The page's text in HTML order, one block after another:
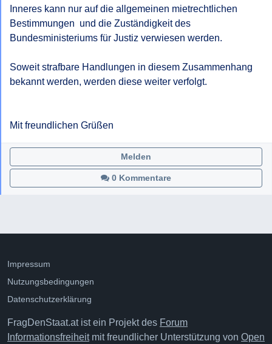
Inneres kann nur auf die allgemeinen mietrechtlichen
Bestimmungen  und die Zuständigkeit des
Bundesministeriums für Justiz verwiesen werden.
Soweit strafbare Handlungen in diesem Zusammenhang
bekannt werden, werden diese weiter verfolgt.
Mit freundlichen Grüßen
0 Kommentare
Melden
Impressum
Nutzungsbedingungen
Datenschutzerklärung
FragDenStaat.at ist ein Projekt des Forum
Informationsfreiheitmit freundlicher Unterstützung von Open